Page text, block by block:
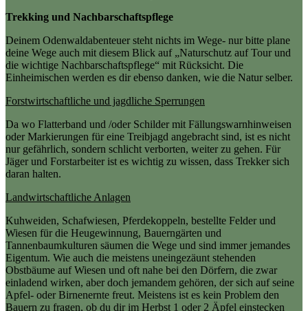
Trekking und Nachbarschaftspflege
Deinem Odenwaldabenteuer steht nichts im Wege- nur bitte plane
deine Wege auch mit diesem Blick auf „Naturschutz auf Tour und
die wichtige Nachbarschaftspflege“ mit Rücksicht. Die
Einheimischen werden es dir ebenso danken, wie die Natur selber.
Forstwirtschaftliche und jagdliche Sperrungen
Da wo Flatterband und /oder Schilder mit Fällungswarnhinweisen
oder Markierungen für eine Treibjagd angebracht sind, ist es nicht
nur gefährlich, sondern schlicht verborten, weiter zu gehen. Für
Jäger und Forstarbeiter ist es wichtig zu wissen, dass Trekker sich
daran halten.
Landwirtschaftliche Anlagen
Kuhweiden, Schafwiesen, Pferdekoppeln, bestellte Felder und
Wiesen für die Heugewinnung, Bauerngärten und
Tannenbaumkulturen säumen die Wege und sind immer jemandes
Eigentum. Wie auch die meistens uneingezäunt stehenden
Obstbäume auf Wiesen und oft nahe bei den Dörfern, die zwar
einladend wirken, aber doch jemandem gehören, der sich auf seine
Apfel- oder Birnenernte freut. Meistens ist es kein Problem den
Bauern zu fragen, ob du dir im Herbst 1 oder 2 Äpfel einstecken